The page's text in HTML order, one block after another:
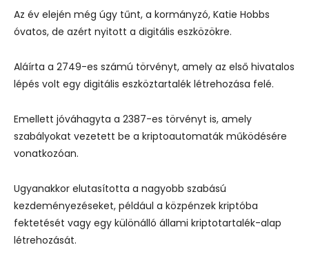
Az év elején még úgy tűnt, a kormányzó, Katie Hobbs
óvatos, de azért nyitott a digitális eszközökre.
Aláírta a 2749-es számú törvényt, amely az első hivatalos
lépés volt egy digitális eszköztartalék létrehozása felé.
Emellett jóváhagyta a 2387-es törvényt is, amely
szabályokat vezetett be a kriptoautomaták működésére
vonatkozóan.
Ugyanakkor elutasította a nagyobb szabású
kezdeményezéseket, például a közpénzek kriptóba
fektetését vagy egy különálló állami kriptotartalék-alap
létrehozását.